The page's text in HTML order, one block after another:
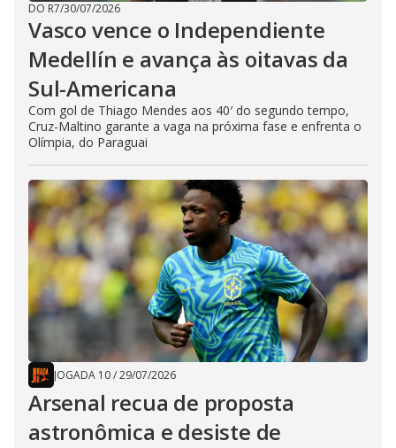
DO R7/30/07/2026
Vasco vence o Independiente
Medellín e avança às oitavas da
Sul-Americana
Com gol de Thiago Mendes aos 40′ do segundo tempo,
Cruz-Maltino garante a vaga na próxima fase e enfrenta o
Olímpia, do Paraguai
JOGADA 10/29/07/2026
Arsenal recua de proposta
astronômica e desiste de